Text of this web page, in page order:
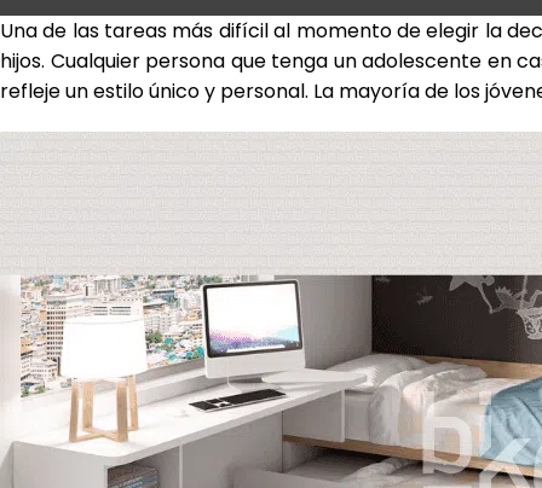
Una de las tareas más difícil al momento de elegir la
hijos. Cualquier persona que tenga un adolescente en
refleje un estilo único y personal. La mayoría de los